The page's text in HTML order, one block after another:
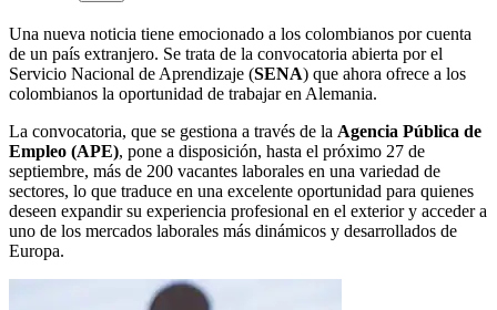
Una nueva noticia tiene emocionado a los colombianos por cuenta
de un país extranjero. Se trata de la convocatoria abierta por el
Servicio Nacional de Aprendizaje (SENA) que ahora ofrece a los
colombianos la oportunidad de trabajar en Alemania.
La convocatoria, que se gestiona a través de la Agencia Pública de
Empleo (APE), pone a disposición, hasta el próximo 27 de
septiembre, más de 200 vacantes laborales en una variedad de
sectores, lo que traduce en una excelente oportunidad para quienes
deseen expandir su experiencia profesional en el exterior y acceder a
uno de los mercados laborales más dinámicos y desarrollados de
Europa.